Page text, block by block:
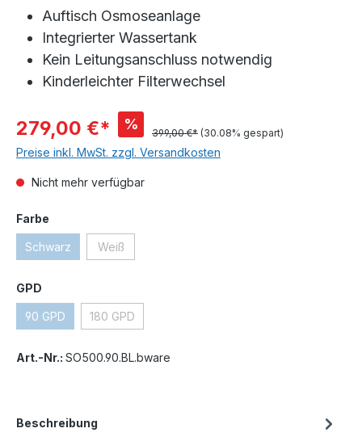
Auftisch Osmoseanlage
Integrierter Wassertank
Kein Leitungsanschluss notwendig
Kinderleichter Filterwechsel
279,00 €* %
399,00 €* (30.08% gespart)
Preise inkl. MwSt. zzgl. Versandkosten
Nicht mehr verfügbar
Farbe
Schwarz Weiß
GPD
90 GPD 180 GPD
Art.-Nr.: SO500.90.BL.bware
Beschreibung